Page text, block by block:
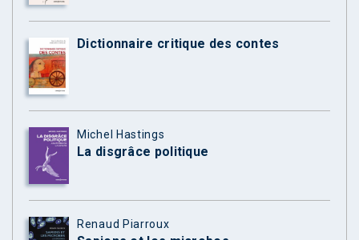
Dictionnaire critique des contes
Michel Hastings
La disgrâce politique
Renaud Piarroux